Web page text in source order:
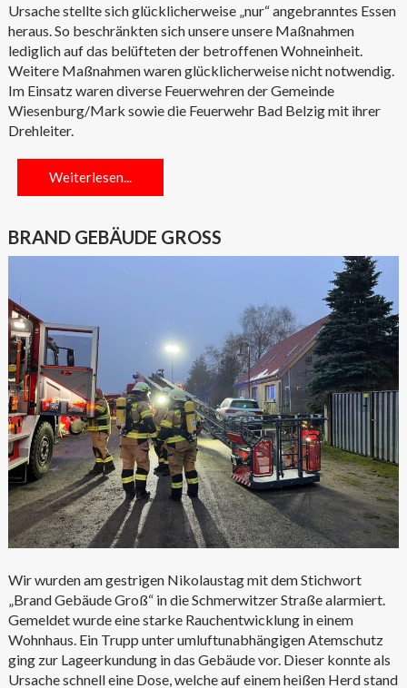
Ursache stellte sich glücklicherweise „nur“ angebranntes Essen
heraus. So beschränkten sich unsere unsere Maßnahmen
lediglich auf das belüfteten der betroffenen Wohneinheit.
Weitere Maßnahmen waren glücklicherweise nicht notwendig.
Im Einsatz waren diverse Feuerwehren der Gemeinde
Wiesenburg/Mark sowie die Feuerwehr Bad Belzig mit ihrer
Drehleiter.
Weiterlesen...
BRAND GEBÄUDE GROSS
Wir wurden am gestrigen Nikolaustag mit dem Stichwort
„Brand Gebäude Groß“ in die Schmerwitzer Straße alarmiert.
Gemeldet wurde eine starke Rauchentwicklung in einem
Wohnhaus. Ein Trupp unter umluftunabhängigen Atemschutz
ging zur Lageerkundung in das Gebäude vor. Dieser konnte als
Ursache schnell eine Dose, welche auf einem heißen Herd stand